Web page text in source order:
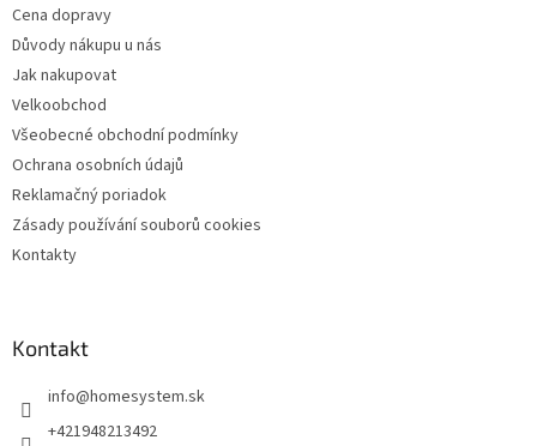
Cena dopravy
Důvody nákupu u nás
Jak nakupovat
Velkoobchod
Všeobecné obchodní podmínky
Ochrana osobních údajů
Reklamačný poriadok
Zásady používání souborů cookies
Kontakty
Kontakt
info@homesystem.sk
+421948213492